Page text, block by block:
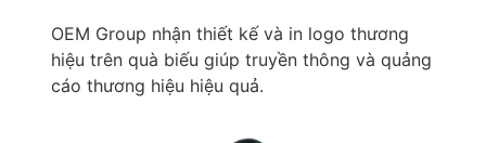
OEM Group nhận thiết kế và in logo thương
hiệu trên quà biếu giúp truyền thông và quảng
cáo thương hiệu hiệu quả.